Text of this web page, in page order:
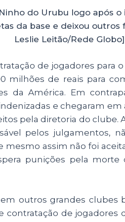
do Urubu logo após o
da base e deixou outros
Leslie Leitão/Rede Globo]
de jogadores para
milhões de reais para
da América. Em
e chegaram
pela diretoria do clube.
pelos julgamentos,
assim não foi
punições pela morte
outros grandes clubes
contratação de jogadores